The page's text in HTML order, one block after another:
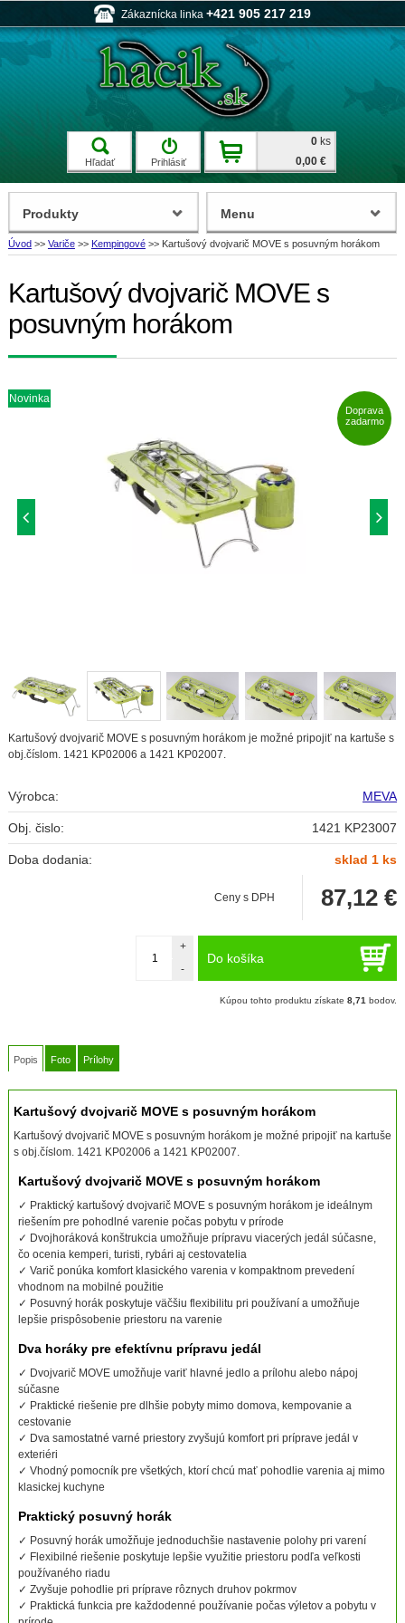
Zákaznícka linka +421 905 217 219
Hľadať Prihlásiť
0 ks
0,00 €
Úvod >> Variče >> Kempingové >> Kartušový dvojvarič MOVE s posuvným horákom
Kartušový dvojvarič MOVE s
posuvným horákom
Doprava
zadarmo
Novinka
Kartušový dvojvarič MOVE s posuvným horákom je možné pripojiť na kartuše s
obj.číslom. 1421 KP02006 a 1421 KP02007.
Výrobca: MEVA
Obj. čislo: 1421 KP23007
Doba dodania: sklad 1 ks
Ceny s DPH 87,12 €
Do košíka
-
+
Kúpou tohto produktu získate8,71 bodov.
Popis Foto Prílohy
Kartušový dvojvarič MOVE s posuvným horákom
Kartušový dvojvarič MOVE s posuvným horákom je možné pripojiť na kartuše
s obj.číslom. 1421 KP02006 a 1421 KP02007.
Kartušový dvojvarič MOVE s posuvným horákom
✓ Praktický kartušový dvojvarič MOVE s posuvným horákom je ideálnym
riešením pre pohodlné varenie počas pobytu v prírode
✓ Dvojhoráková konštrukcia umožňuje prípravu viacerých jedál súčasne,
čo ocenia kemperi, turisti, rybári aj cestovatelia
✓ Varič ponúka komfort klasického varenia v kompaktnom prevedení
vhodnom na mobilné použitie
✓ Posuvný horák poskytuje väčšiu flexibilitu pri používaní a umožňuje
lepšie prispôsobenie priestoru na varenie
Dva horáky pre efektívnu prípravu jedál
✓ Dvojvarič MOVE umožňuje variť hlavné jedlo a prílohu alebo nápoj
súčasne
✓ Praktické riešenie pre dlhšie pobyty mimo domova, kempovanie a
cestovanie
✓ Dva samostatné varné priestory zvyšujú komfort pri príprave jedál v
exteriéri
✓ Vhodný pomocník pre všetkých, ktorí chcú mať pohodlie varenia aj mimo
klasickej kuchyne
Praktický posuvný horák
✓ Posuvný horák umožňuje jednoduchšie nastavenie polohy pri varení
✓ Flexibilné riešenie poskytuje lepšie využitie priestoru podľa veľkosti
používaného riadu
✓ Zvyšuje pohodlie pri príprave rôznych druhov pokrmov
✓ Praktická funkcia pre každodenné používanie počas výletov a pobytu v
Produkty Menu